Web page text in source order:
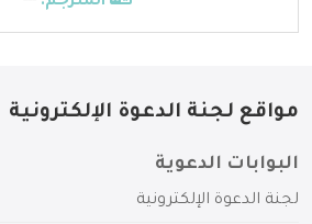
مواقع لجنة الدعوة الإلكترونية
البوابات الدعوية
لجنة الدعوة الإلكترونية